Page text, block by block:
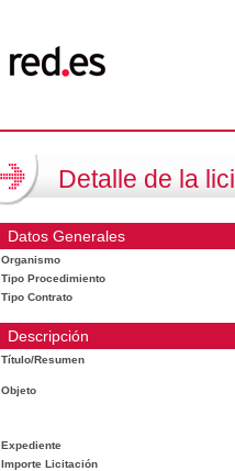
Detalle de la
Datos Generales
Organismo
Tipo Procedimiento
Tipo Contrato
Descripción
Título/Resumen
Objeto
Expediente
Importe Licitación